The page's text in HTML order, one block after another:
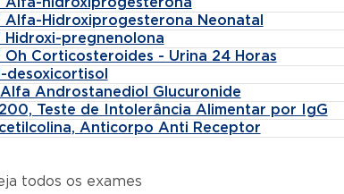
Alfa-Hidroxiprogesterona Neonatal
Hidroxi-pregnenolona
Oh Corticosteroides - Urina 24 Horas
desoxicortisol
Androstanediol Glucuronide
Teste de Intolerância Alimentar por IgG
Anticorpo Anti Receptor
todos os exames